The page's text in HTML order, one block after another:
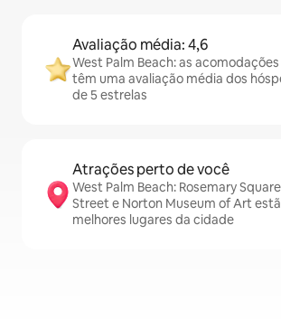
Avaliação média: 4,6
West Palm Beach: as
têm uma avaliação média dos
de 5 estrelas
Atrações perto de você
West Palm Beach: Rosemary
Street e Norton Museum of Art
melhores lugares da cidade